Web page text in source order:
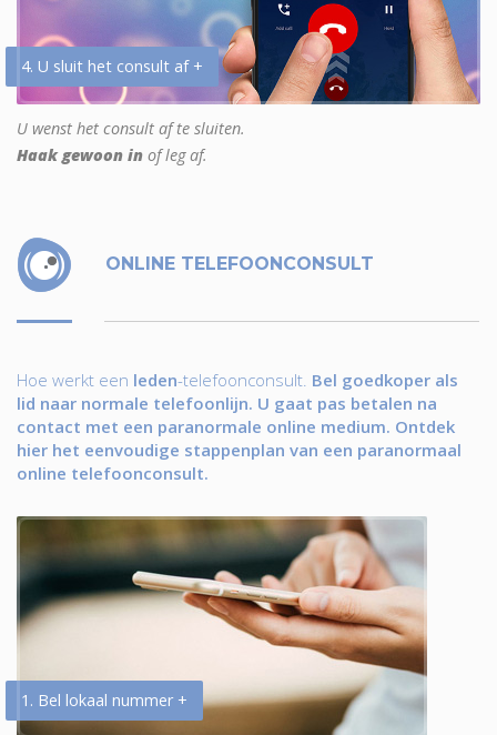
4. U sluit het consult af +
U wenst het consult af te sluiten.
Haak gewoon in of leg af.
ONLINE TELEFOONCONSULT
Hoe werkt een leden-telefoonconsult. Bel goedkoper als
lid naar normale telefoonlijn. U gaat pas betalen na
contact met een paranormale online medium. Ontdek
hier het eenvoudige stappenplan van een paranormaal
online telefoonconsult.
1. Bel lokaal nummer +